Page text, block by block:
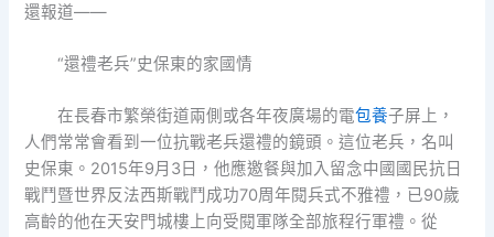
還報道——
“還禮老兵”史保東的家國情
在長春市繁榮街道兩側或各年夜廣場的電包養子屏上，
人們常常會看到一位抗戰老兵還禮的鏡頭。這位老兵，名叫
史保東。2015年9月3日，他應邀餐與加入留念中國國民抗日
戰鬥暨世界反法西斯戰鬥成功70周年閱兵式不雅禮，已90歲
高齡的他在天安門城樓上向受閱軍隊全部旅程行軍禮。從